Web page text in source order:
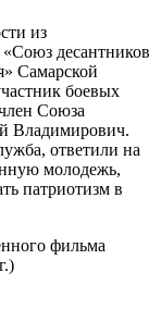
из
десантников
Самарской
боевых
Союза
Владимирович.
ответили на
молодежь,
патриотизм в
фильма